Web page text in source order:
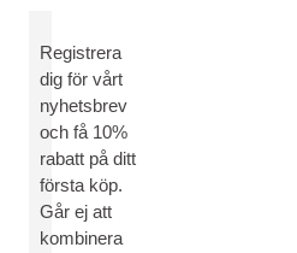
Registrera
dig för vårt
nyhetsbrev
och få 10%
rabatt på ditt
första köp.
Går ej att
kombinera